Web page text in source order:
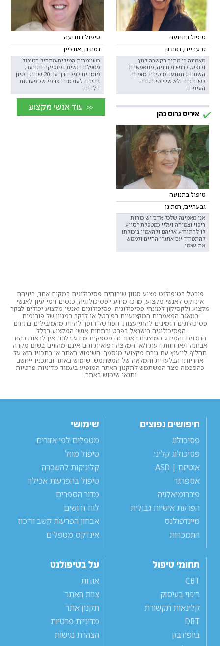
טיפול בתנועה
גבעתיים, רמת גן
מאמינה כי מתוך הקשבה לגוף
ולנפש, לרגש ולחוויה, מתאפשרת
השתנוּת ותנועה מיטיבה. מזמינה
לשיח כנה ולא שיפוטי בגובה
העיניים.
טיפול בתנועה
רמת גן, אונליין
כשנגמרות המילים-מתחיל הטיפול.
מטפלת רגשית במוסיקה ותנועה,
מומחית לגיל הרך עם 20 שנות ניסיון
בחיבור לעולמם הפנימי של פעוטות
וילדים.
איריס גרוס כהן
טיפול בתנועה
גבעתיים, רמת גן
אני מאמינה שלכל אדם יש כוחות
ריפוי וצמיחה ועליי כמטפלת לסייע
לו להתוודע אליהם ולהאמין ביכולתו
להתמודד עם אתגרי החיים ולממש
את עצמו.
<< עוד אנשי מקצוע
פורטל בטיפולנט מציע מגוון שירותים פסיכולוגים במקום אחד, ביניהם
אינדקס לאנשי מקצוע, מרכז מידע לפסיכולוגיה, כנסים וימי עיון לאנשי
מקצוע ולקסיקון למונחי פסיכולוגיה. פסיכולוגים ואנשי מקצוע יכולים לבקר
במאגר המאמרים המקצועיים בפורטל או לבקר במגוון של פורומים
פסיכולוגים הזמינים להתייעצות. הפורטל הופך להיות מהמובילים בתחום
הפסיכולוגיה בישראל בפרט ובתחום אנשי המקצוע בכלל.
התכנים והמידע המוצגים באתר זה מספקים מידע בלבד. אין לראות בהם
אבחנה ו/או חוות דעת ו/או המלצה רפואית והם אינם מהווים בשום מקרה
תחליף לייעוץ עם גורם מקצועי מוסמך. השימוש באתר או בתכניו הוא על
אחריותו הבלעדית והמלאה של המשתמש. שימוש באתר ובתכניו ייחשב
כהסכמה מצד המשתמש לתקנון האתר המופיע בעמוד מדיניות פרטיות
ותנאי שימוש באתר.
חיפושים נפוצים
פסיכולוג
פסיכולוג קליני
אוטיזם | ASD
אספרגר
פיברומיאלגיה
הפרעת אישיות גבולית
מיינדפולנס
התמכרות
שימושי
מטפלים לפי אזורים
טיפול מוזל
קליניקות להשכרה
טיפול בהפרעות אכילה
מדור הספרים
לוח דרושים
אבחון הפרעות קשב וריכוז
אינדקס מטפלים
תחומי טיפול
CBT
ריפוי בעיסוק
קלינאות תקשורת
DBT
ביופידבק
על בטיפולנט
אודות
צוות האתר
תקנון אתר
מדיניות פרטיות
הצהרת נגישות